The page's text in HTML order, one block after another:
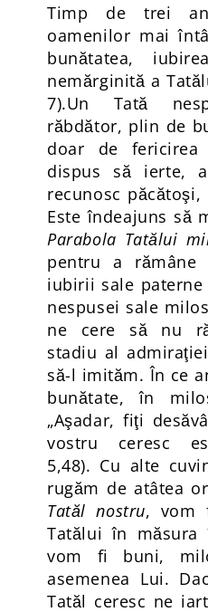
Timp de trei
oamenilor mai
bunătatea,
nemărginită a
7).Un Tată
răbdător, plin de
doar de
dispus să ierte,
recunosc
Este îndeajuns să
Parabola Tatălui
pentru a rămâne
iubirii sale
nespusei sale
ne cere să nu
stadiu al
să-l imităm. În ce
bunătate, în
„Aşadar, fiţi
vostru ceresc
5,48). Cu alte
rugăm de atâtea
Tatăl nostru, vom
Tatălui în
vom fi buni,
asemenea Lui.
Tatăl ceresc ne